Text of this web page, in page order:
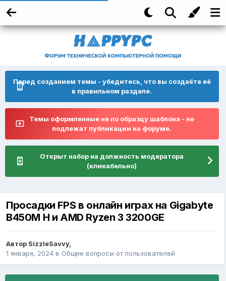
Перед созданием темы - убедитесь, что вы создаёте её
в правильном разделе.
Темы оформленные не по образцу шаблона - не
подлежат публикации на форуме.
Открыт набор на должность модератора
(кликабельно)
Просадки FPS в онлайн играх на Gigabyte
B450M H и AMD Ryzen 3 3200GE
Автор SizzleSavvy,
1 января, 2024 в Общие вопросы от пользователей